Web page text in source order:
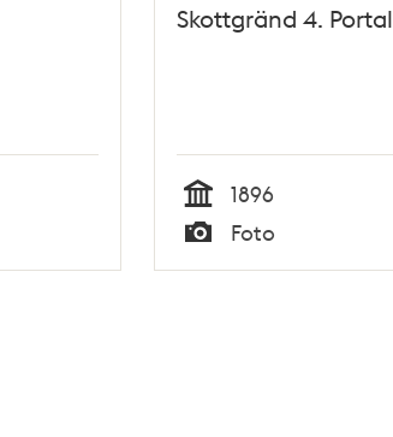
Skottgränd 4. Portal
Tid
1896
Typ
Foto